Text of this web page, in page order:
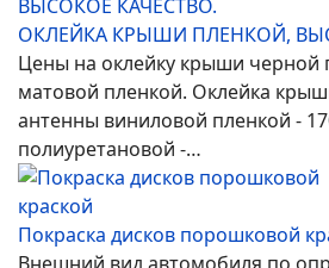
ОКЛЕЙКА КРЫШИ ПЛЕНКОЙ,
Цены на оклейку крыши черной
матовой пленкой. Оклейка
антенны виниловой пленкой -
полиуретановой -…
Покраска дисков порошковой